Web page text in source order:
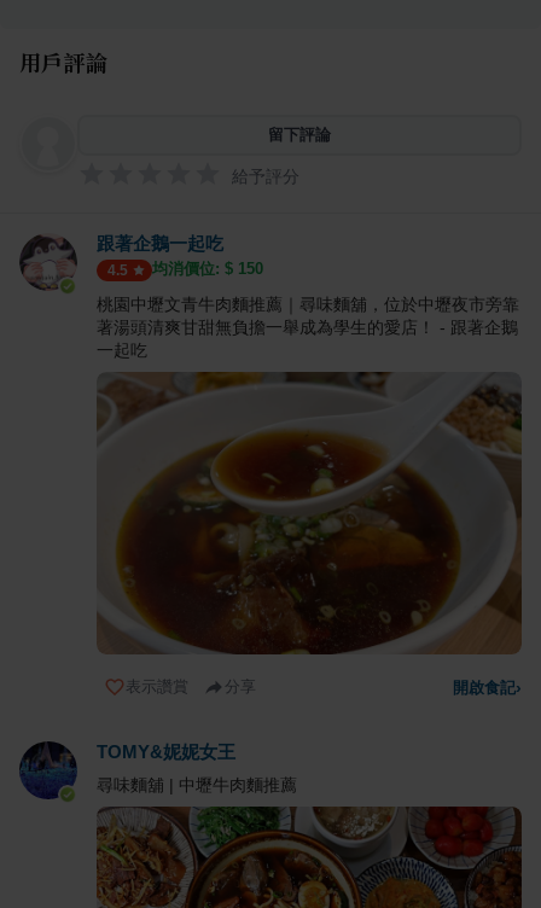
用戶評論
留下評論
給予評分
跟著企鵝一起吃
4.5 均消價位: $ 150
桃園中壢文青牛肉麵推薦｜尋味麵舖，位於中壢夜市旁靠
著湯頭清爽甘甜無負擔一舉成為學生的愛店！ - 跟著企鵝
一起吃
表示讚賞 分享 開啟食記›
TOMY&妮妮女王
尋味麵舖 | 中壢牛肉麵推薦